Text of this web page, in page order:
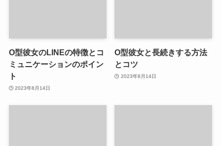
O型彼女のLINEの特徴とコ
ミュニケーションのポイン
ト
2023年8月14日
O型彼女と長続きする方法
とコツ
2023年8月14日